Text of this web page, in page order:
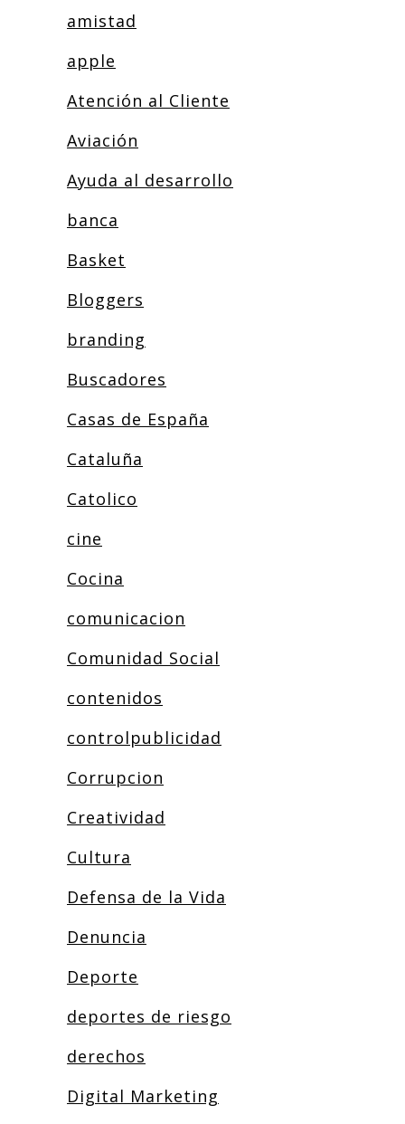
amistad
apple
Atención al Cliente
Aviación
Ayuda al desarrollo
banca
Basket
Bloggers
branding
Buscadores
Casas de España
Cataluña
Catolico
cine
Cocina
comunicacion
Comunidad Social
contenidos
controlpublicidad
Corrupcion
Creatividad
Cultura
Defensa de la Vida
Denuncia
Deporte
deportes de riesgo
derechos
Digital Marketing